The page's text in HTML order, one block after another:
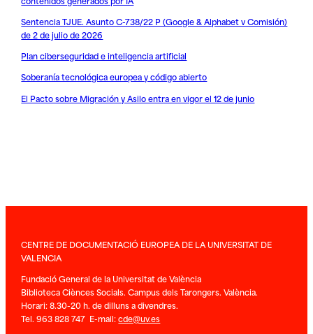
Sentencia TJUE. Asunto C-738/22 P (Google & Alphabet v Comisión)
de 2 de julio de 2026
Plan ciberseguridad e inteligencia artificial
Soberanía tecnológica europea y código abierto
El Pacto sobre Migración y Asilo entra en vigor el 12 de junio
CENTRE DE DOCUMENTACIÓ EUROPEA DE LA UNIVERSITAT DE
VALENCIA
Fundació General de la Universitat de València
Biblioteca Ciènces Socials. Campus dels Tarongers. València.
Horari: 8.30-20 h. de dilluns a divendres.
Tel. 963 828 747 E-mail:cde@uv.es